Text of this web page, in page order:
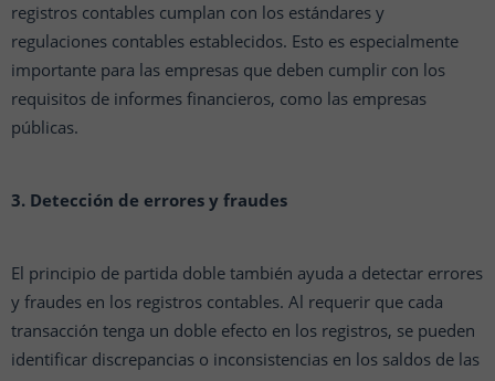
registros contables cumplan con los estándares y
regulaciones contables establecidos. Esto es especialmente
importante para las empresas que deben cumplir con los
requisitos de informes financieros, como las empresas
públicas.
3. Detección de errores y fraudes
El principio de partida doble también ayuda a detectar errores
y fraudes en los registros contables. Al requerir que cada
transacción tenga un doble efecto en los registros, se pueden
identificar discrepancias o inconsistencias en los saldos de las